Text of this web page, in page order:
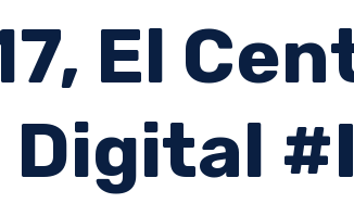
El
Digital